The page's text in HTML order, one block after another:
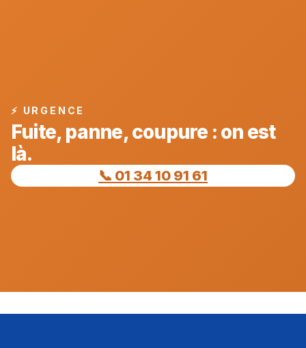
⚡ URGENCE
Fuite, panne, coupure : on est
là.
📞 01 34 10 91 61